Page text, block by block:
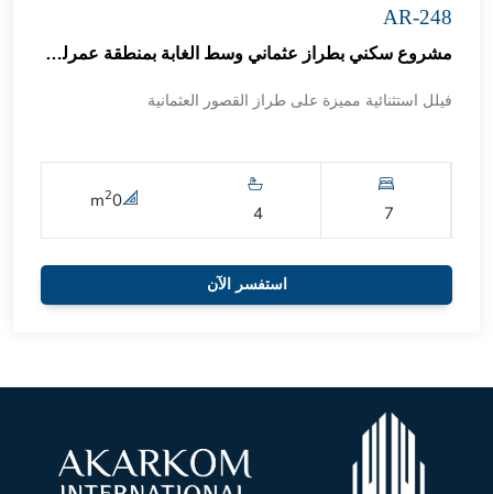
AR-248
مشروع سكني بطراز عثماني وسط الغابة بمنطقة عمرلي التركية 55
فيلل استثنائية مميزة على طراز القصور العثمانية
7
4
0
m2
استفسر الآن